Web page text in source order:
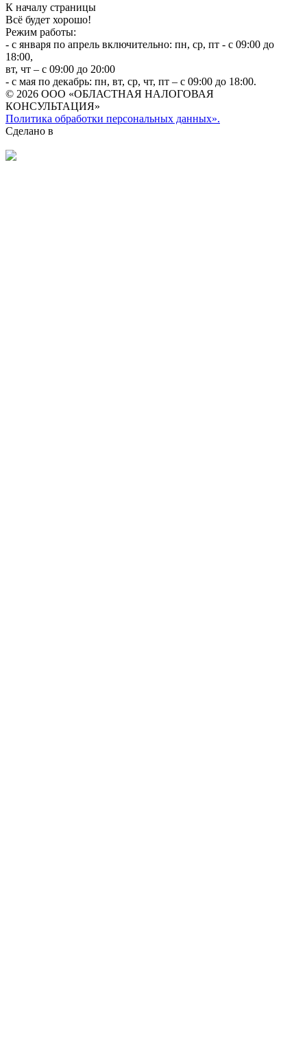
К началу страницы
Всё будет хорошо!
Режим работы:
- с января по апрель включительно: пн, ср, пт - с 09:00 до
18:00,
вт, чт – с 09:00 до 20:00
- с мая по декабрь: пн, вт, ср, чт, пт – с 09:00 до 18:00.
© 2026 ООО «ОБЛАСТНАЯ НАЛОГОВАЯ
КОНСУЛЬТАЦИЯ»
Политика обработки персональных данных».
Сделано в